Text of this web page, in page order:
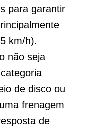
para garantir
km/h).
não seja
de disco ou
frenagem
de